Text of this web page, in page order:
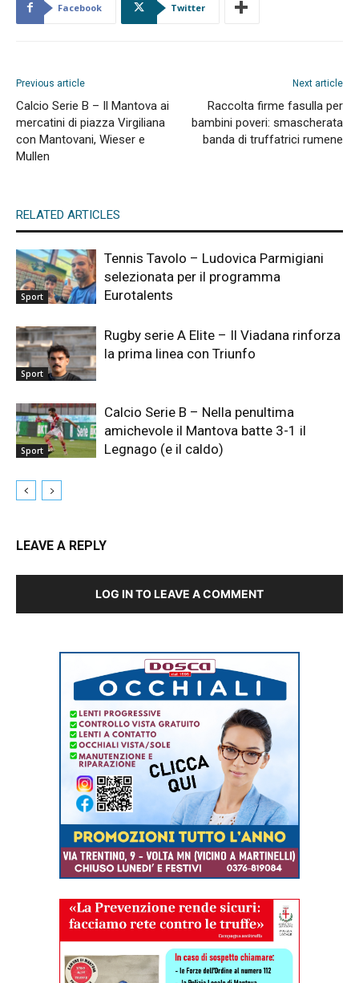
Facebook Twitter
Previous article
Calcio Serie B – Il Mantova ai
mercatini di piazza Virgiliana
con Mantovani, Wieser e
Mullen
Next article
Raccolta firme fasulla per
bambini poveri: smascherata
banda di truffatrici rumene
RELATED ARTICLES
Sport
Tennis Tavolo – Ludovica Parmigiani
selezionata per il programma
Eurotalents
Sport
Rugby serie A Elite – Il Viadana rinforza
la prima linea con Triunfo
Sport
Calcio Serie B – Nella penultima
amichevole il Mantova batte 3-1 il
Legnago (e il caldo)
LEAVE A REPLY
LOG IN TO LEAVE A COMMENT